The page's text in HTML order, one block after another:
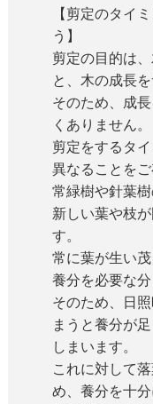
【剪定のタイ
う】
剪定の目的は
と、木の成長
そのため、成
くありません。
剪定をするタ
異なることをご
常緑樹や針葉
新しい葉や枝
す。
常に葉が生い
養分を必要な分
そのため、日
まうと養分が
しまいます。
これに対して
め、養分を十分